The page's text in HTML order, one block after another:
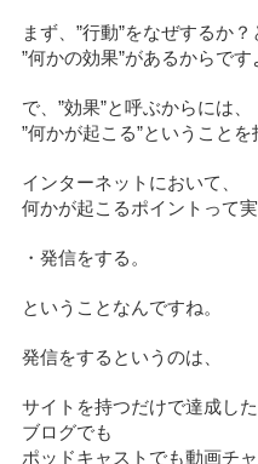
まず、”行動”をなぜするか？
”何かの効果”があるからです
で、”効果”と呼ぶからには、
”何かが起こる”ということ
インターネットにおいて、
何かが起こるポイントって
・発信をする。
ということなんですね。
発信をするというのは、
サイトを持つだけで達成し
ブログでも
ポッドキャストでも動画チ